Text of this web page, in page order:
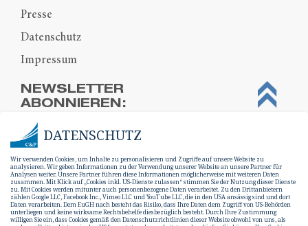
Presse
Datenschutz
Impressum
NEWSLETTER
ABONNIEREN:
DATENSCHUTZ
Wir verwenden Cookies, um Inhalte zu personalisieren und Zugriffe auf unsere Website zu
analysieren. Wir geben Informationen zu der Verwendung unserer Website an unsere Partner für
Analysen weiter. Unsere Partner führen diese Informationen möglicherweise mit weiteren Daten
zusammen. Mit Klick auf „Cookies inkl. US-Dienste zulassen“ stimmen Sie der Nutzung dieser Dienste
zu. Mit Cookies werden mitunter auch personenbezogene Daten verarbeitet. Zu den Drittanbietern
zählen Google LLC, Facebook Inc., Vimeo LLC und YouTube LLC, die in den USA ansässig sind und dort
Daten verarbeiten. Dem EuGH nach besteht das Risiko, dass Ihre Daten dem Zugriff von US-Behörden
unterliegen und keine wirksame Rechtsbehelfe diesbezüglich besteht. Durch Ihre Zustimmung
willigen Sie ein, dass Cookies gemäß den Datenschutzrichtlinien dieser Website obwohl von uns, als